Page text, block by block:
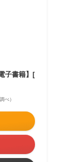
子書籍】[
べ）